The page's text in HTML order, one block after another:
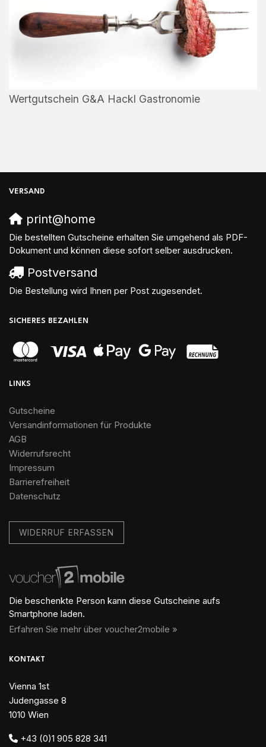
Wertgutschein G&A Hackl Gastronomie
VERSAND
print@home
Die bestellten Gutscheine erhalten Sie umgehend als PDF-
Dokument und können diese sofort selber ausdrucken.
Postversand
Die Bestellung wird Ihnen per Post zugesendet.
SICHERES BEZAHLEN
LINKS
Gutscheine
Versandinformationen für Produkte
AGB
Widerrufsrecht
Impressum
Barrierefreiheit
Datenschutz
WIDERRUF ERFASSEN
Die beschenkte Person kann diese Gutscheine aufs
Smartphone laden.
Erfahren Sie mehr über voucher2mobile »
KONTAKT
Vienna 1st
Judengasse 8
1010 Wien
+43 (0)1 905 828 341